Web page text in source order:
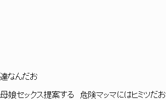
んだお
する 危険マッマにはヒミツだお